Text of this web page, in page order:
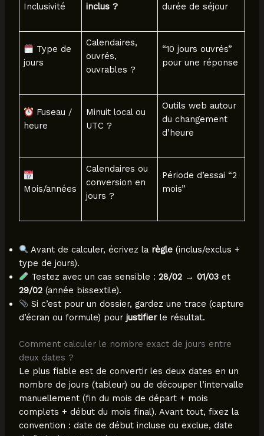
Inclusivité inclus ? durée de séjour
Type de
jours
Calendaires,
ouvrés,
ouvrables ?
“10 jours ouvrés”
pour une réponse
Fuseau /
heure
Minuit local ou
UTC ?
Outils web autour
du changement
d’heure
Mois/années
Calendaires ou
conversion en
jours ?
Période d’essai “2
mois”
Avant de calculer, écrivez la règle (inclus/exclus +
type de jours).
Testez avec un cas sensible :28/02 → 01/03 et
29/02(année bissextile).
Si c’est pour un dossier, gardez une trace (capture
d’écran ou formule) pour justifierle résultat.
Comment calculer le nombre exact de jours entre
deux dates ?
Le plus fiable est de convertir les deux dates en un
nombre de jours (tableur) ou de découper l’intervalle
manuellement (fin du mois de départ + mois
complets + début du mois final). Avant tout, fixez la
convention : date de début incluse ou exclue, date